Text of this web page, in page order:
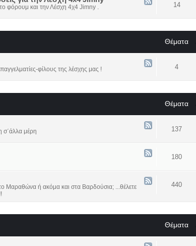
φόρουμ και την Λέσχη 4χ4 Jimny . 14
Θέματα
φίλους της λέσχης μας ! 4
Θέματα
μέρη 137
180
Μαραθώνα ή ακόμα και στα Βαρδούσια; ...θέλετε
440
Θέματα